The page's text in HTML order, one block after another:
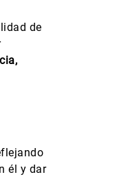
de
él y dar